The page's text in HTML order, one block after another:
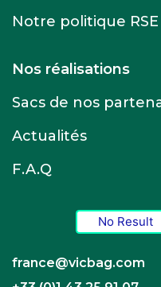
Notre politique RSE
Nos réalisations
Sacs de nos
Actualités
F.A.Q
No Result
france@vicbag.com